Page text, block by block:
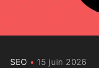
SEO 15 juin 2026